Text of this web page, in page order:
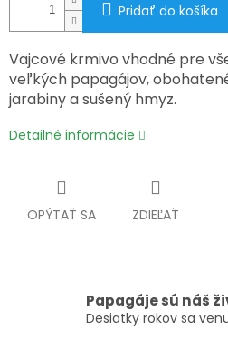
Pridať do košíka
Vajcové krmivo vhodné pre
veľkých papagájov,
jarabiny a sušený hmyz.
Detailné informácie
OPÝTAŤ SA ZDIEĽAŤ
Papagáje sú náš
Desiatky rokov sa